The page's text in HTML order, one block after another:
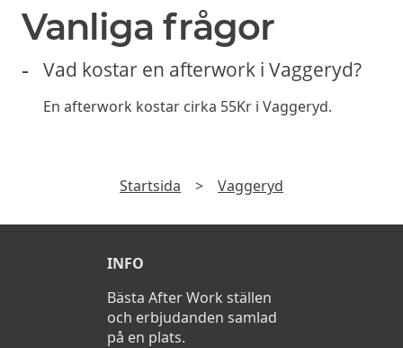
Vanliga frågor
Vad kostar en afterwork i Vaggeryd?
En afterwork kostar cirka 55Kr i Vaggeryd.
Startsida > Vaggeryd
INFO
Bästa After Work ställen
och erbjudanden samlad
på en plats.